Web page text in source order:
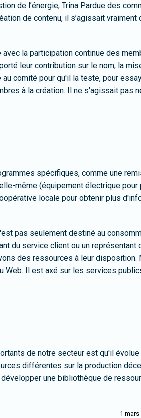
de l’énergie, Trina Pardue des
de contenu, il s’agissait
avec la participation continue des
leur contribution sur le nom, la
comité pour qu'il la teste, pour
à la création. Il ne s'agissait pas
spécifiques, comme une
même (équipement électrique
locale pour obtenir plus
pas seulement destiné au
du service client ou un
des ressources à leur
Il est axé sur les services
de notre secteur est qu'il
différentes sur la production
une bibliothèque de
1 mars